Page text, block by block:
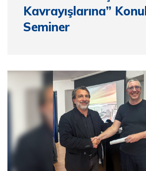
Kavrayışlarına”
Seminer